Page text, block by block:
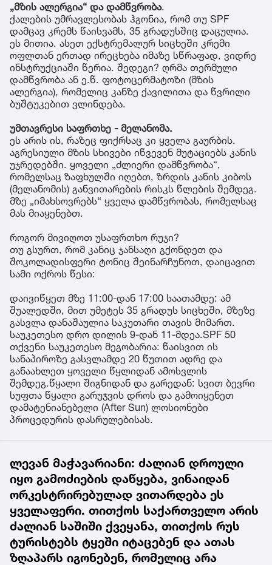
„მზის ალერგია“ და დამწვრობა.
ქალების უმრავლესობას ჰგონია, რომ თუ SPF
დამცავ კრემს წაისვამს, 35 გრადუსშიც დაცულია.
ეს მითია. ასეთ ექსტრემალურ სიცხეში კრემი
ოფლთან ერთად ირეცხება იმაზე სწრაფად, ვიდრე
ინსტრუქციაში წერია. შედეგი? ღრმა თერმული
დამწვრობა ან ე.წ. ფოტოცერმატოზი (მზის
ალერგია), რომელიც კანზე ქავილითა და წვრილი
ბუშტუკებით ვლინდება.
უმთავრესი საფრთხე - მელანომა.
ეს არის ის, რაზეც ფიქრსაც კი ყველა გაურბის.
აგრესიული მზის სხივები იწვევენ მუტაციებს კანის
უჯრედებში. ყოველი „ძლიერი დამწვრობა“,
რომელსაც ზაფხულში იღებთ, ზრდის კანის კიბოს
(მელანომის) განვითარების რისკს წლების შემდეგ.
მზე „იმახსოვრებს“ ყველა დამწვრობას, რომელსაც
მას მიაყენებთ.
როგორ მივიღოთ უსაფრთხო რუჯი?
თუ გსურთ, რომ კანიც ჯანსაღი გქონდეთ და
შოკოლადისფერი ტონიც შეინარჩუნოთ, დაიცავით
სამი ოქროს წესი:
დაივიწყეთ მზე 11:00-დან 17:00 საათამდე: ამ
შუალედში, მით უმეტეს 35 გრადუს სიცხეში, მზეზე
გასვლა დანაშაულია საკუთარი თავის მიმართ.
საუკეთესო დრო დილის 9-დან 11-მდეა.SPF 50
თქვენი საუკეთესო მეგობარია: წაისვით ის
სანაპიროზე გასვლამდე 20 წუთით ადრე და
განაახლეთ ყოველი წყლიდან ამოსვლის
შემდეგ.წყალი შიგნიდან და გარედან: სვით ბევრი
სუფთა წყალი გარუჯვის დროს და გამოიყენეთ
დამატენიანებელი (After Sun) ლოსიონები
პროცედურის დასრულებისას.
ლევან მაჭავარიანი: ძალიან დროული
იყო გამოძიების დაწყება, ვინაიდან
ორკესტრირებულად ვითარდება ეს
ყველაფერი. თითქოს საქართველო არის
ძალიან საშიში ქვეყანა, თითქოს რუს
ტურისტებს ტყეში იტაცებენ და ათას
ზღაპარს იგონებენ, რომელიც არა